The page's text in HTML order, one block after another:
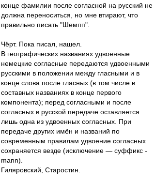
конце фамилии после согласной на русский не
должна переноситься, но мне втирают, что
правильно писать "Шемпп".
Чёрт. Пока писал, нашел.
В географических названиях удвоенные
немецкие согласные передаются удвоенными
русскими в положении между гласными и в
конце слова после гласных (в том числе в
составных названиях в конце первого
компонента); перед согласными и после
согласных в русской передаче оставляется
лишь одна из удвоенных согласных. При
передаче других имён и названий по
современным правилам удвоение согласных
сохраняется везде (исключение — суффикс -
mann).
Гиляровский, Старостин.